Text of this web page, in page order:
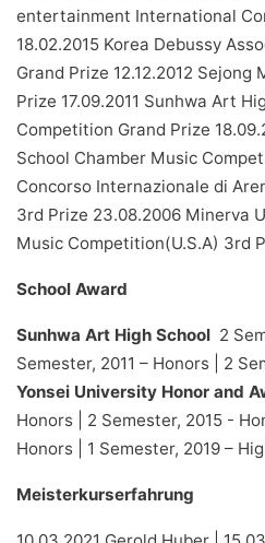
entertainment International
18.02.2015 Korea Debussy
Grand Prize 12.12.2012
Prize 17.09.2011 Sunhwa Art
Competition Grand Prize
School Chamber Music
Concorso Internazionale di
3rd Prize 23.08.2006 Minerva
Music Competition(U.S.A) 3rd
School Award
Sunhwa Art High School 2
Semester, 2011 – Honors | 2
Yonsei University Honor and
Honors | 2 Semester, 2015 -
Honors | 1 Semester, 2019 –
Meisterkurserfahrung